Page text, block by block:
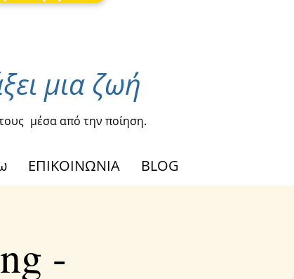
μια ζωή
μέσα από την ποίηση.
ΕΠΙΚΟΙΝΩΝΙΑ BLOG
-